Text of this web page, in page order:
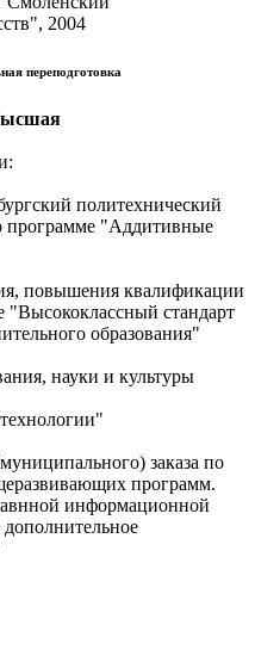
2004
переподготовка
политехнический
программе "Аддитивные
повышения квалификации
"Высококлассный стандарт
образования"
науки и культуры
заказа по
программ.
информационной